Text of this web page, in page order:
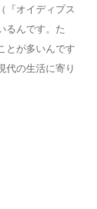
『オイディプス
るんです。た
とが多いんです
代の生活に寄り